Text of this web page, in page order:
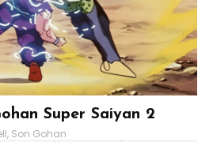
Super Saiyan 2
Son Gohan